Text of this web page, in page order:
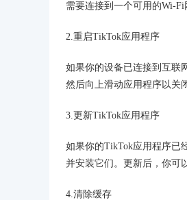
需要连接到一个可用的Wi-Fi
2.重启TikTok应用程序
如果你的设备已连接到互联
然后向上滑动应用程序以关
3.更新TikTok应用程序
如果你的TikTok应用程序已
并安装它们。更新后，你可
4.清除缓存